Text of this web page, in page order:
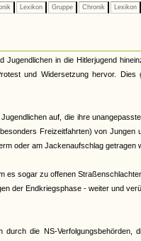
Lexikon Gruppe Chronik Lexikon
Jugendlichen in die Hitlerjugend
und Widersetzung hervor.
auf, die ihre
Freizeitfahrten) von
oder am Jackenaufschlag getragen
es sogar zu offenen
der Endkriegsphase - weiter und
die NS-